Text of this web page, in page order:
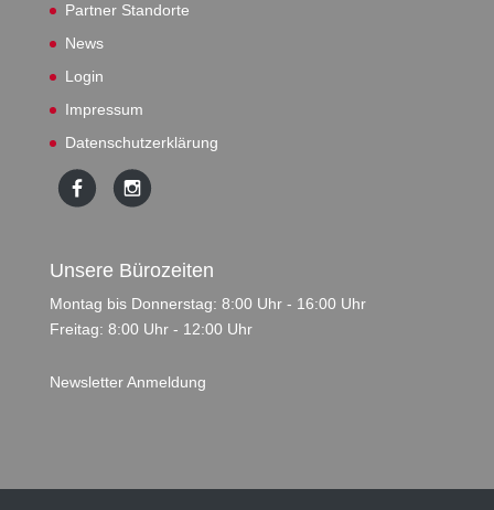
Partner Standorte
News
Login
Impressum
Datenschutzerklärung
Unsere Bürozeiten
Montag bis Donnerstag: 8:00 Uhr - 16:00 Uhr
Freitag: 8:00 Uhr - 12:00 Uhr
Newsletter Anmeldung